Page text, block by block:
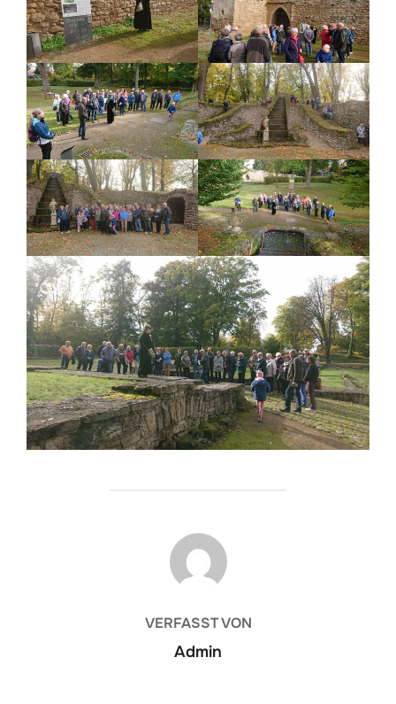
BEITRAGSAUTOR
VERFASST VON
Admin